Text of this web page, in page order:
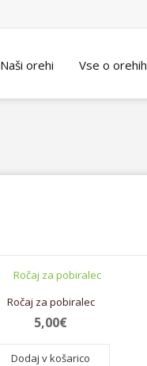
Naši orehi Vse o orehih
Ročaj za pobiralec
5,00€
Dodaj v košarico